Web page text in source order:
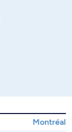
Montréal